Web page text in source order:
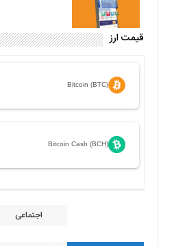
قیمت ارز
Bitcoin (BTC)
Bitcoin Cash (BCH)
اجتماعی